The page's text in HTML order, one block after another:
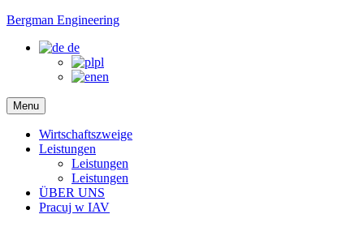
Bergman Engineering
de
pl
en
Menu
Wirtschaftszweige
Leistungen
Leistungen
Leistungen
ÜBER UNS
Pracuj w IAV